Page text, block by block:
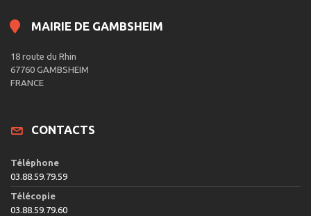
MAIRIE DE GAMBSHEIM
18 route du Rhin
67760 GAMBSHEIM
FRANCE
CONTACTS
Téléphone
03.88.59.79.59
Télécopie
03.88.59.79.60